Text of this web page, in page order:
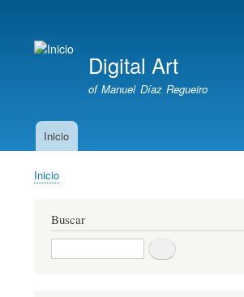
account
Digital Art
of Manuel Díaz Regueiro
MainInicio
Breadcrumb
Inicio
Buscar
Buscar